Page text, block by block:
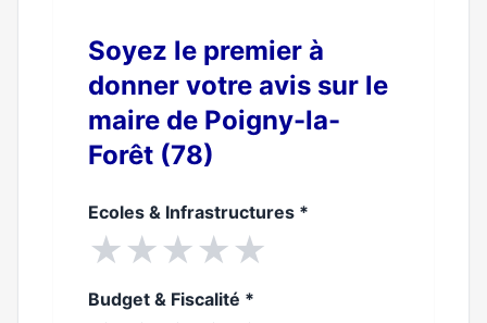
Soyez le premier à
donner votre avis sur le
maire de Poigny-la-
Forêt (78)
Ecoles & Infrastructures *
★★★★★
Budget & Fiscalité *